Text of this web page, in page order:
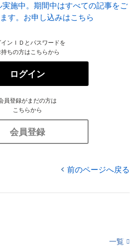
施中。期間中はすべての記事をご
す。お申し込みはこちら
インＩＤとパスワードを
持ちの方はこちらから
ログイン
員登録がまだの方は
こちらから
会員登録
前のページへ戻る
一覧